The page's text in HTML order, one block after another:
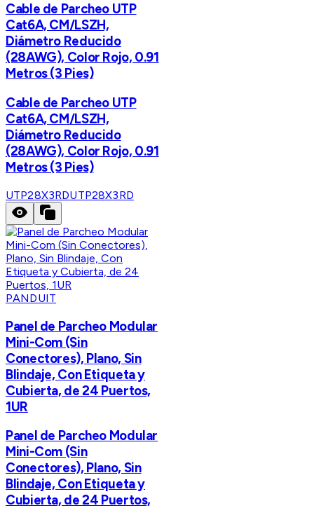
Cable de Parcheo UTP
Cat6A, CM/LSZH,
Diámetro Reducido
(28AWG), Color Rojo, 0.91
Metros (3 Pies)
Cable de Parcheo UTP
Cat6A, CM/LSZH,
Diámetro Reducido
(28AWG), Color Rojo, 0.91
Metros (3 Pies)
UTP28X3RDUTP28X3RD
PANDUIT
Panel de Parcheo Modular
Mini-Com (Sin
Conectores), Plano, Sin
Blindaje, Con Etiqueta y
Cubierta, de 24 Puertos,
1UR
Panel de Parcheo Modular
Mini-Com (Sin
Conectores), Plano, Sin
Blindaje, Con Etiqueta y
Cubierta, de 24 Puertos,